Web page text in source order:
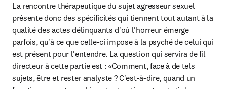
La rencontre thérapeutique du sujet agresseur sexuel
présente donc des spécificités qui tiennent tout autant à la
qualité des actes délinquants d'où l'horreur émerge
parfois, qu'à ce que celle-ci impose à la psyché de celui qui
est présent pour l'entendre. La question qui servira de fil
directeur à cette partie est : «Comment, face à de tels
sujets, être et rester analyste ? C'est-à-dire, quand un